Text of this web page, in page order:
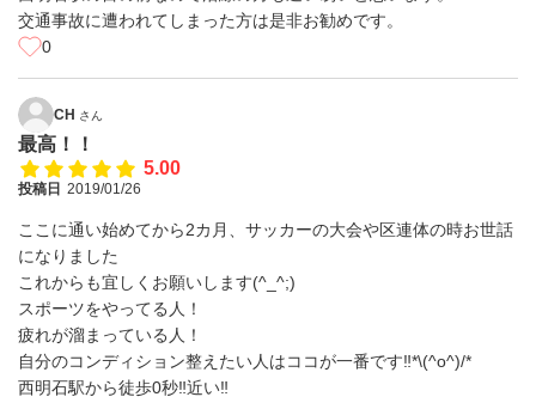
交通事故に遭われてしまった方は是非お勧めです。
0
CH さん
最高！！
5.00
投稿日 2019/01/26
ここに通い始めてから2カ月、サッカーの大会や区連体の時お世話
になりました
これからも宜しくお願いします(^_^;)
スポーツをやってる人！
疲れが溜まっている人！
自分のコンディション整えたい人はココが一番です‼*\(^o^)/*
西明石駅から徒歩0秒‼近い‼